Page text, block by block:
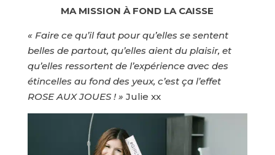
MA MISSION À FOND LA CAISSE
« Faire ce qu’il faut pour qu’elles se sentent
belles de partout, qu’elles aient du plaisir, et
qu’elles ressortent de l’expérience avec des
étincelles au fond des yeux, c’est ça l’effet
ROSE AUX JOUES ! » Julie xx